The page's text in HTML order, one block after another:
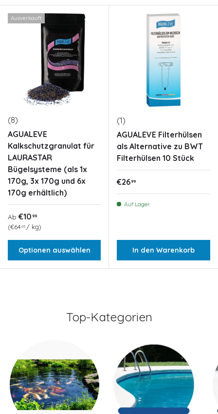
Ausverkauft
(8)
AGUALEVE
Kalkschutzgranulat für
LAURASTAR
Bügelsysteme (als 1x
170g, 3x 170g und 6x
170g erhältlich)
Normaler Preis
Ab €10 99
Grundpreis
€64 65 / kg
Optionen auswählen
(1)
AGUALEVE Filterhülsen
als Alternative zu BWT
Filterhülsen 10 Stück
Normaler Preis
€2699
Auf Lager
In den Warenkorb
Top-Kategorien